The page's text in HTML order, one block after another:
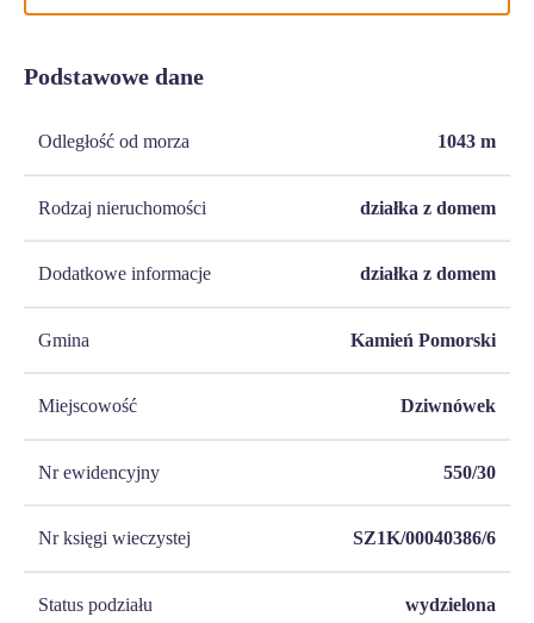
Podstawowe dane
Odległość od morza 1043 m
Rodzaj nieruchomości działka z domem
Dodatkowe informacje działka z domem
Gmina Kamień Pomorski
Miejscowość Dziwnówek
Nr ewidencyjny 550/30
Nr księgi wieczystej SZ1K/00040386/6
Status podziału wydzielona